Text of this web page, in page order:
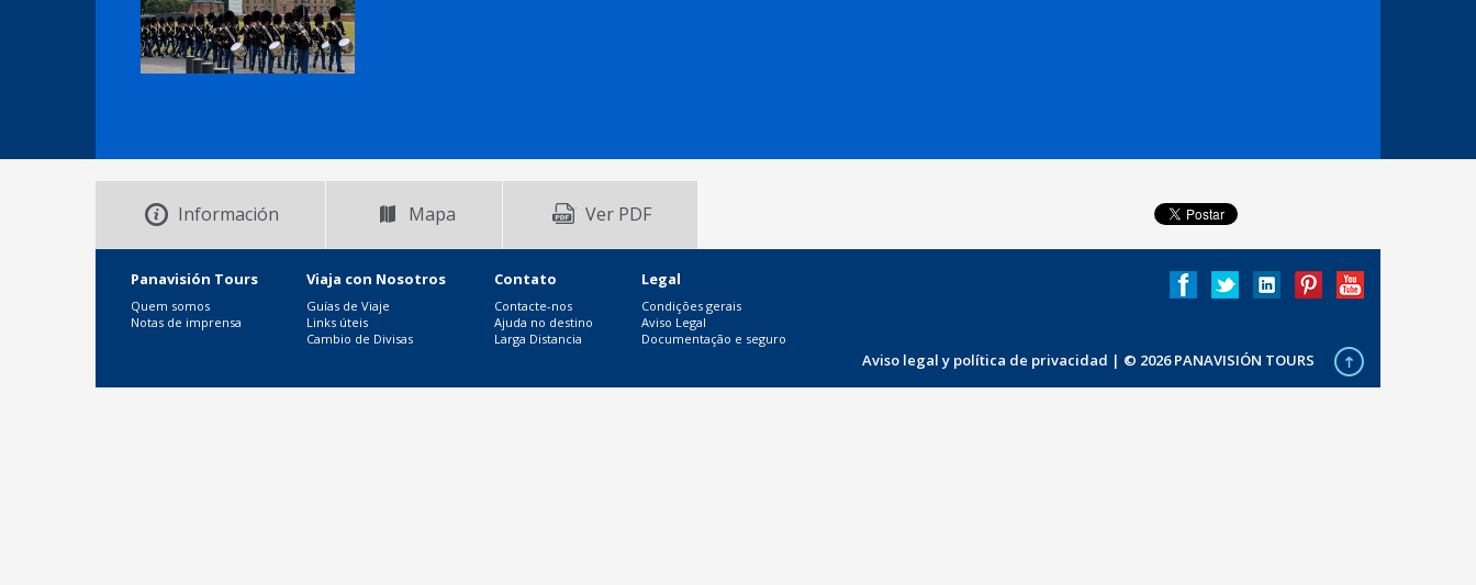
Información Mapa Ver PDF
Panavisión Tours
Quem somos
Notas de imprensa
Viaja con Nosotros
Guías de Viaje
Links úteis
Cambio de Divisas
Contato
Contacte-nos
Ajuda no destino
Larga Distancia
Legal
Condições gerais
Aviso Legal
Documentação e seguro
Aviso legal y política de privacidad | © 2026 PANAVISIÓN TOURS